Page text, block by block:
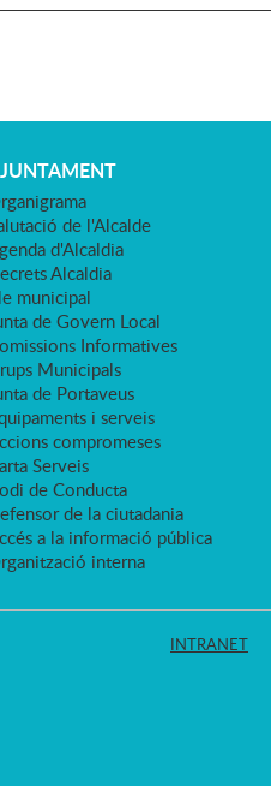
de l'Alcalde
d'Alcaldia
Alcaldia
municipal
de Govern Local
Informatives
Municipals
de Portaveus
i serveis
compromeses
Serveis
de Conducta
de la ciutadania
a la informació pública
interna
INTRANET